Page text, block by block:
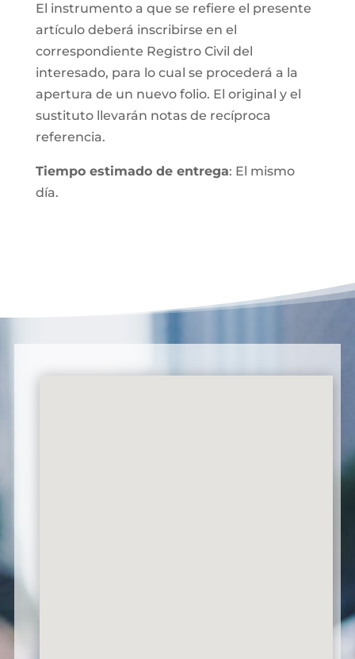
El instrumento a que se refiere el presente
artículo deberá inscribirse en el
correspondiente Registro Civil del
interesado, para lo cual se procederá a la
apertura de un nuevo folio. El original y el
sustituto llevarán notas de recíproca
referencia.
Tiempo estimado de entrega: El mismo
día.